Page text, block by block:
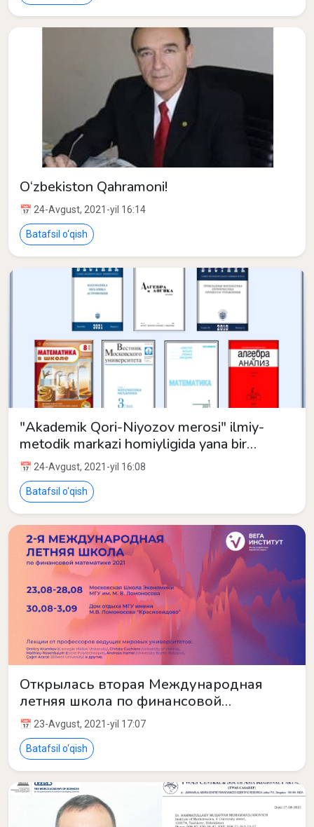
O‘zbekiston Qahramoni!
📅 24-Avgust, 2021-yil 16:14
Batafsil o‘qish
"Akademik Qori-Niyozov merosi" ilmiy-
metodik markazi homiyligida yana bir
imkoniyat yaratildi!
📅 24-Avgust, 2021-yil 16:08
Batafsil o‘qish
Открылась вторая Международная
летняя школа по финансовой
математике фонда «Институт „Вега“»
(проект МГУ и ВТБ)
📅 23-Avgust, 2021-yil 17:07
Batafsil o‘qish